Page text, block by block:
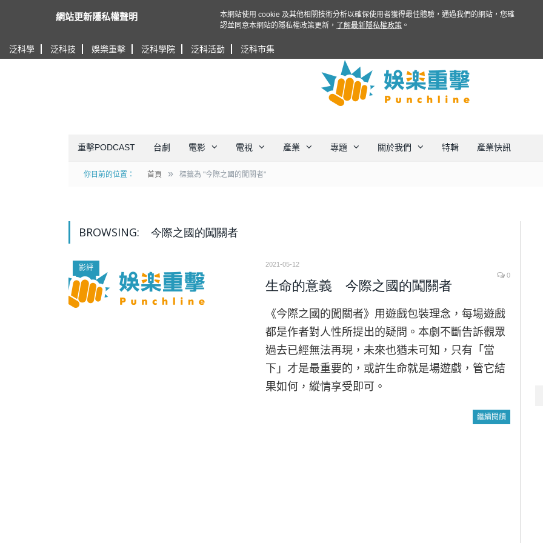
泛科學 泛科技 娛樂重擊 泛科學院 泛科活動 泛科市集
重擊PODCAST 台劇 電影 電視 產業 專題 關於我們 特輯 產業快訊
你目前的位置： 首頁 » 標籤為 "今際之國的闖關者"
BROWSING: 今際之國的闖關者
影評
2021-05-12
0
生命的意義 今際之國的闖關者
《今際之國的闖關者》用遊戲包裝理念，每場遊戲
都是作者對人性所提出的疑問。本劇不斷告訴觀眾
過去已經無法再現，未來也猶未可知，只有「當
下」才是最重要的，或許生命就是場遊戲，管它結
果如何，縱情享受即可。
繼續閱讀
網站更新隱私權聲明
本網站使用 cookie 及其他相關技術分析以確保使用者獲得最佳體驗，通過我們的網站，您確
認並同意本網站的隱私權政策更新，
了解最新隱私權政策 。